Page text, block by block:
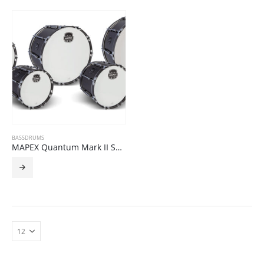
BASSDRUMS
MAPEX Quantum Mark II Series Bass Drums